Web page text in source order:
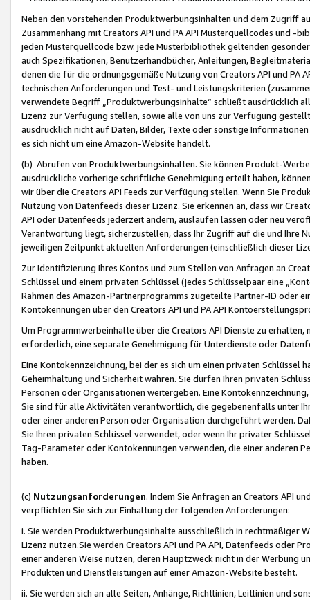
Neben den vorstehenden Produktwerbungsinhalten und dem Zugriff
Zusammenhang mit Creators API und PA API Musterquellcodes und
jeden Musterquellcode bzw. jede Musterbibliothek geltenden
auch Spezifikationen, Benutzerhandbücher, Anleitungen,
denen die für die ordnungsgemäße Nutzung von Creators API und PA
technischen Anforderungen und Test- und Leistungskriterien
verwendete Begriff „Produktwerbungsinhalte“ schließt ausdrücklich
Lizenz zur Verfügung stellen, sowie alle von uns zur Verfügung
ausdrücklich nicht auf Daten, Bilder, Texte oder sonstige
es sich nicht um eine Amazon-Website handelt.
(b) Abrufen von Produktwerbungsinhalten. Sie können Produkt-
ausdrückliche vorherige schriftliche Genehmigung erteilt haben,
wir über die Creators API Feeds zur Verfügung stellen. Wenn Sie
Nutzung von Datenfeeds dieser Lizenz. Sie erkennen an, dass wir
API oder Datenfeeds jederzeit ändern, auslaufen lassen oder neu
Verantwortung liegt, sicherzustellen, dass Ihr Zugriff auf die und Ihre
jeweiligen Zeitpunkt aktuellen Anforderungen (einschließlich dieser
Zur Identifizierung Ihres Kontos und zum Stellen von Anfragen an
Schlüssel und einem privaten Schlüssel (jedes Schlüsselpaar eine
Rahmen des Amazon-Partnerprogramms zugeteilte Partner-ID oder
Kontokennungen über den Creators API und PA API
Um Programmwerbeinhalte über die Creators API Dienste zu
erforderlich, eine separate Genehmigung für Unterdienste oder
Eine Kontokennzeichnung, bei der es sich um einen privaten
Geheimhaltung und Sicherheit wahren. Sie dürfen Ihren privaten
Personen oder Organisationen weitergeben. Eine
Sie sind für alle Aktivitäten verantwortlich, die gegebenenfalls unter
oder einer anderen Person oder Organisation durchgeführt werden.
Sie Ihren privaten Schlüssel verwendet, oder wenn Ihr privater
Tag-Parameter oder Kontokennungen verwenden, die einer anderen
haben.
(c) Nutzungsanforderungen. Indem Sie Anfragen an Creators API
verpflichten Sie sich zur Einhaltung der folgenden Anforderungen:
i. Sie werden Produktwerbungsinhalte ausschließlich in rechtmäßiger
Lizenz nutzen.Sie werden Creators API und PA API, Datenfeeds oder
einer anderen Weise nutzen, deren Hauptzweck nicht in der Werbung
Produkten und Dienstleistungen auf einer Amazon-Website besteht.
ii. Sie werden sich an alle Seiten, Anhänge, Richtlinien, Leitlinien und